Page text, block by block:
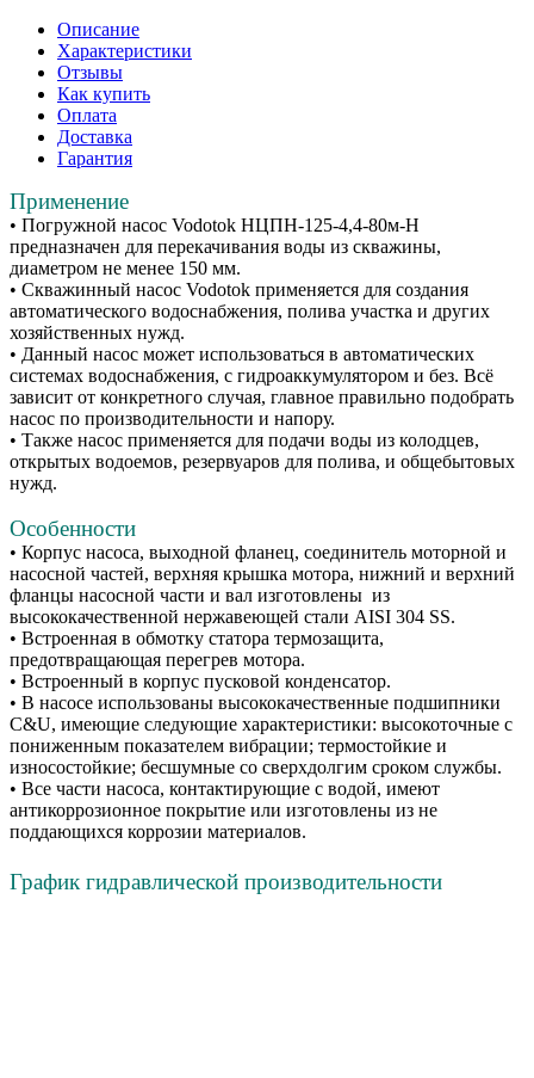
Описание
Характеристики
Отзывы
Как купить
Оплата
Доставка
Гарантия
Применение
• Погружной насос Vodotok НЦПН-125-4,4-80м-Н
предназначен для перекачивания воды из скважины,
диаметром не менее 150 мм.
• Скважинный насос Vodotok применяется для создания
автоматического водоснабжения, полива участка и других
хозяйственных нужд.
• Данный насос может использоваться в автоматических
системах водоснабжения, с гидроаккумулятором и без. Всё
зависит от конкретного случая, главное правильно подобрать
насос по производительности и напору.
• Также насос применяется для подачи воды из колодцев,
открытых водоемов, резервуаров для полива, и общебытовых
нужд.
Особенности
• Корпус насоса, выходной фланец, соединитель моторной и
насосной частей, верхняя крышка мотора, нижний и верхний
фланцы насосной части и вал изготовлены из
высококачественной нержавеющей стали AISI 304 SS.
• Встроенная в обмотку статора термозащита,
предотвращающая перегрев мотора.
• Встроенный в корпус пусковой конденсатор.
• В насосе использованы высококачественные подшипники
C&U, имеющие следующие характеристики: высокоточные с
пониженным показателем вибрации; термостойкие и
износостойкие; бесшумные со сверхдолгим сроком службы.
• Все части насоса, контактирующие с водой, имеют
антикоррозионное покрытие или изготовлены из не
поддающихся коррозии материалов.
График гидравлической производительности